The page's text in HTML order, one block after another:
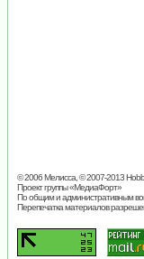
© 2006 Мелисса, © 2007-2013
Проект группы «МедиаФорт»
По общим и административным
Перепечатка материалов